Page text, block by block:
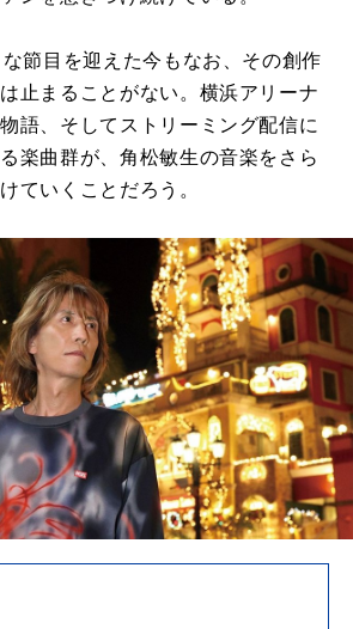
節目を迎えた今もなお、その創作
止まることがない。横浜アリーナ
語、そしてストリーミング配信に
楽曲群が、角松敏生の音楽をさら
ていくことだろう。